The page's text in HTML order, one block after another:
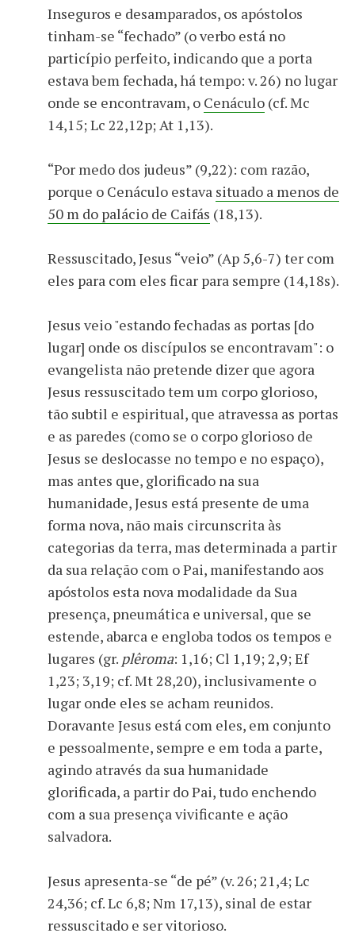
Inseguros e desamparados, os apóstolos
tinham-se “fechado” (o verbo está no
particípio perfeito, indicando que a porta
estava bem fechada, há tempo: v. 26) no lugar
onde se encontravam, o Cenáculo (cf. Mc
14,15; Lc 22,12p; At 1,13).
“Por medo dos judeus” (9,22): com razão,
porque o Cenáculo estava situado a menos de
50 m do palácio de Caifás (18,13).
Ressuscitado, Jesus “veio” (Ap 5,6-7) ter com
eles para com eles ficar para sempre (14,18s).
Jesus veio "estando fechadas as portas [do
lugar] onde os discípulos se encontravam": o
evangelista não pretende dizer que agora
Jesus ressuscitado tem um corpo glorioso,
tão subtil e espiritual, que atravessa as portas
e as paredes (como se o corpo glorioso de
Jesus se deslocasse no tempo e no espaço),
mas antes que, glorificado na sua
humanidade, Jesus está presente de uma
forma nova, não mais circunscrita às
categorias da terra, mas determinada a partir
da sua relação com o Pai, manifestando aos
apóstolos esta nova modalidade da Sua
presença, pneumática e universal, que se
estende, abarca e engloba todos os tempos e
lugares (gr. plêroma: 1,16; Cl 1,19; 2,9; Ef
1,23; 3,19; cf. Mt 28,20), inclusivamente o
lugar onde eles se acham reunidos.
Doravante Jesus está com eles, em conjunto
e pessoalmente, sempre e em toda a parte,
agindo através da sua humanidade
glorificada, a partir do Pai, tudo enchendo
com a sua presença vivificante e ação
salvadora.
Jesus apresenta-se “de pé” (v. 26; 21,4; Lc
24,36; cf. Lc 6,8; Nm 17,13), sinal de estar
ressuscitado e ser vitorioso.